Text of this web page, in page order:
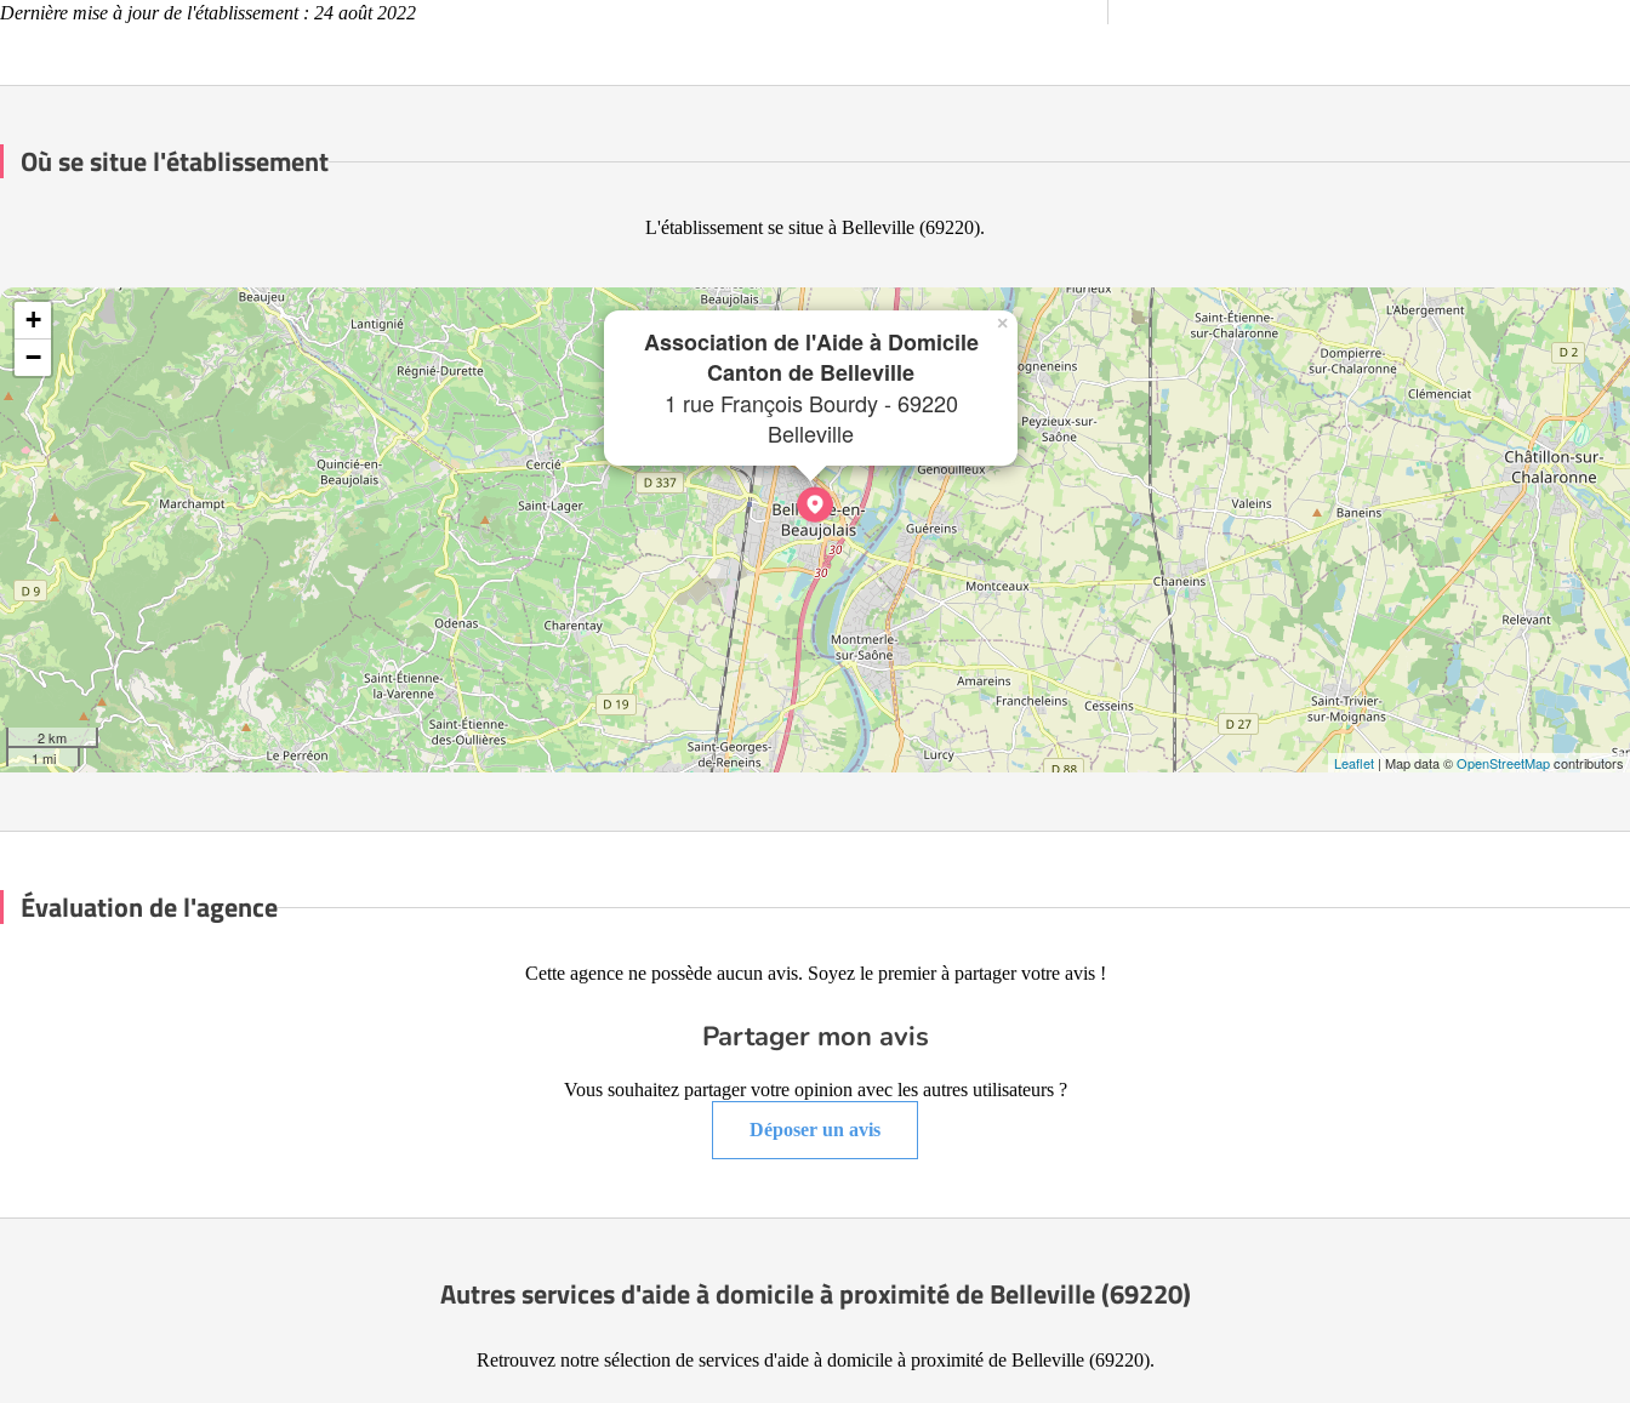
Dernière mise à jour de l'établissement : 24 août 2022
Où se situe l'établissement
L'établissement se situe à Belleville (69220).
Association de l'Aide à Domicile
Canton de Belleville
1 rue François Bourdy - 69220
Belleville
×
+
−
2 km
1 mi
Leaflet | Map data ©OpenStreetMapcontributors
Évaluation de l'agence
Cette agence ne possède aucun avis. Soyez le premier à partager votre avis !
Partager mon avis
Vous souhaitez partager votre opinion avec les autres utilisateurs ?
Déposer un avis
Autres services d'aide à domicile à proximité de Belleville (69220)
Retrouvez notre sélection de services d'aide à domicile à proximité de Belleville (69220).